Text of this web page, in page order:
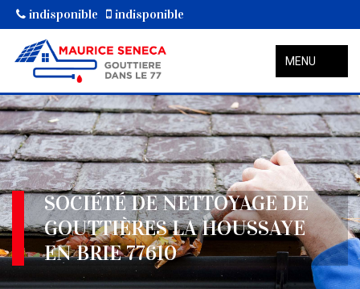
indisponible indisponible
MENU
SOCIÉTÉ DE NETTOYAGE DE
GOUTTIÈRES LA HOUSSAYE
EN BRIE 77610